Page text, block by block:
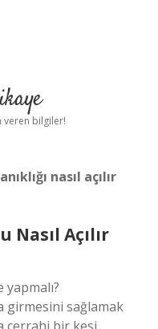
veren bilgiler!
nasıl açılır
Açılır
girmesini sağlamak